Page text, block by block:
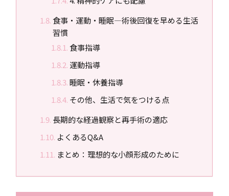
食事・運動・睡眠―術後回復を早める生活
習慣
食事指導
運動指導
睡眠・休養指導
その他、生活で気をつける点
長期的な経過観察と再手術の適応
よくあるQ&A
まとめ：理想的な小顔形成のために